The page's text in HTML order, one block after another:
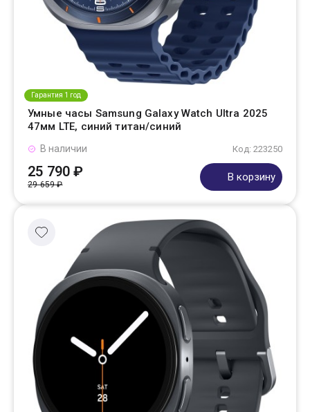
Гарантия 1 год
Умные часы Samsung Galaxy Watch Ultra 2025
47мм LTE, синий титан/синий
Код: 223250
В наличии
25 790 ₽
29 659 ₽
В корзину